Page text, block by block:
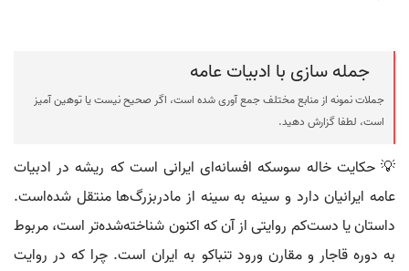
جمله سازی با ادبیات عامه
جملات نمونه از منابع مختلف جمع آوری شده است، اگر صحیح نیست یا توهین آمیز
است، لطفا گزارش دهید.
💡 حکایت خاله سوسکه افسانه‌ای ایرانی است که ریشه در ادبیات
عامه ایرانیان دارد و سینه به سینه از مادربزرگ‌ها منتقل شده‌است.
داستان یا دست‌کم روایتی از آن که اکنون شناخته‌شده‌تر است، مربوط
به دوره قاجار و مقارن ورود تنباکو به ایران است. چرا که در روایت